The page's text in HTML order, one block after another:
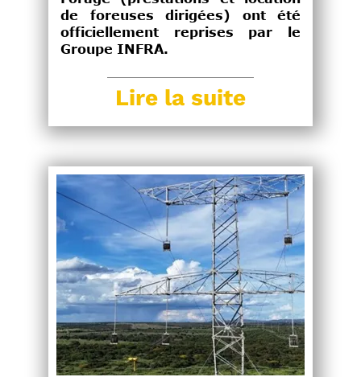
de foreuses dirigées) ont été
officiellement reprises par le
Groupe INFRA.
Lire la suite